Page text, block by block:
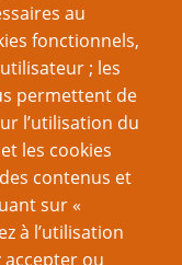
au
fonctionnels,
; les
permettent de
l’utilisation du
les cookies
contenus et
sur «
à l’utilisation
accepter ou